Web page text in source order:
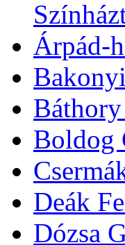
Árpád-
Boldog
Deák
Dózsa